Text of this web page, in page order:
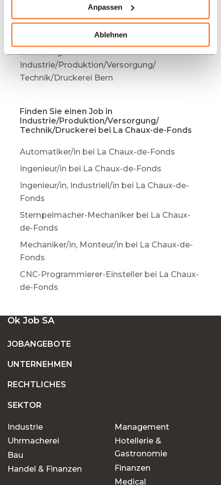
Anpassen
Ablehnen
Industrie/Produktion/Versorgung/
Technik/Druckerei Genf
Stellenangebote
Industrie/Produktion/Versorgung/
Technik/Druckerei Bern
Finden Sie einen Job in
Industrie/Produktion/Versorgung/
Technik/Druckerei bei La Chaux-de-Fonds
Automatiker/in bei La Chaux-de-Fonds
Ingenieur/in bei La Chaux-de-Fonds
Ingenieur/in, Industriell/in bei La Chaux-de-
Fonds
Stempelmacher-Mechaniker bei La Chaux-
de-Fonds
Mechaniker/in, Monteur/in bei La Chaux-de-
Fonds
CNC-Programmierer-Einsteller bei La Chaux-
de-Fonds
Ok Job SA
JOBANGEBOTE
UNTERNEHMEN
RECHTLICHES
SEKTOR
Industrie
Uhrmacherei
Bau
Handel & Finanzen
Management
Hotellerie &
Gastronomie
Finanzen
Medical